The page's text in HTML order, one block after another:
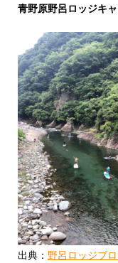
青野原野呂ロッジキ
出典： 野呂ロッジブ